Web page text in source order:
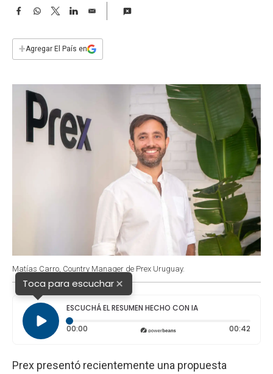
F
e
b
k
W
s
p
T
w
t
L
E
i
l
+Agregar El País en
Matías Carro, Country Manager de Prex Uruguay.
Toca para escuchar×
ESCUCHÁ EL RESUMEN HECHO CON IA
00:00 Tiempo transcurrido: 0 segundos 00:42
Prex presentó recientemente una propuesta